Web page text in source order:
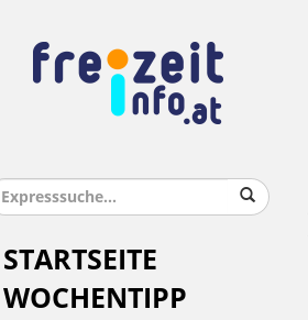
STARTSEITE
WOCHENTIPP